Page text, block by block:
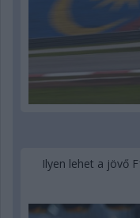
Ilyen lehet a jövő